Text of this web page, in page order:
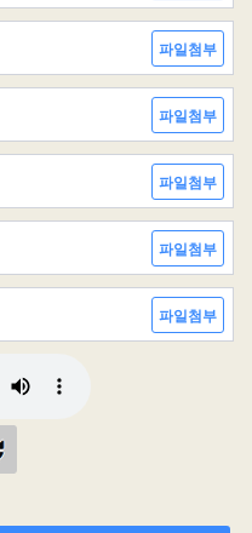
파일첨부
파일첨부
파일첨부
파일첨부
파일첨부